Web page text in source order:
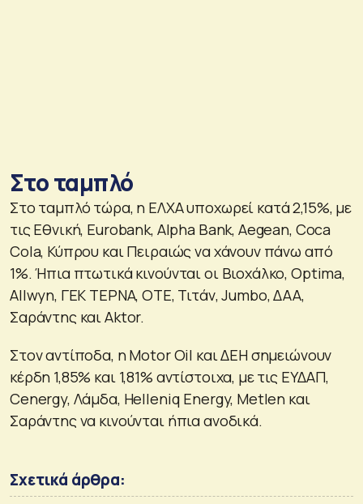
Στο ταμπλό
Στο ταμπλό τώρα, η ΕΛΧΑ υποχωρεί κατά 2,15%, με
τις Εθνική, Eurobank, Alpha Bank, Aegean, Coca
Cola, Κύπρου και Πειραιώς να χάνουν πάνω από
1%. Ήπια πτωτικά κινούνται οι Βιοχάλκο, Optima,
Allwyn, ΓΕΚ ΤΕΡΝΑ, ΟΤΕ, Τιτάν, Jumbo, ΔΑΑ,
Σαράντης και Aktor.
Στον αντίποδα, η Motor Oil και ΔΕΗ σημειώνουν
κέρδη 1,85% και 1,81% αντίστοιχα, με τις ΕΥΔΑΠ,
Cenergy, Λάμδα, Helleniq Energy, Metlen και
Σαράντης να κινούνται ήπια ανοδικά.
Σχετικά άρθρα: